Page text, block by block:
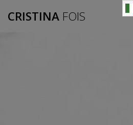
Salta
CRISTINA FOIS